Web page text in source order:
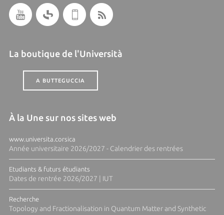
La boutique de l'Università
A BUTTEGUCCIA
À la Une sur nos sites web
www.universita.corsica
Année universitaire 2026/2027 - Calendrier des rentrées
Etudiants & futurs étudiants
Dates de rentrée 2026/2027 | IUT
Recherche
Topology and Fractionalisation in Quantum Matter and Synthetic